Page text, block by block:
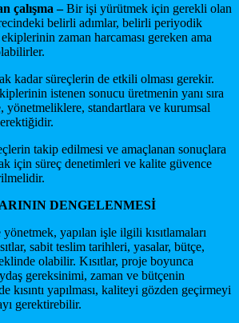
çalışma –Bir işi yürütmek için gerekli olan
belirli adımlar, belirli periyodik
zaman harcaması gereken ama
kadar süreçlerin de etkili olması gerekir.
istenen sonucu üretmenin yanı sıra
yönetmeliklere, standartlara ve kurumsal
takip edilmesi ve amaçlanan sonuçlara
için süreç denetimleri ve kalite güvence
DENGELENMESİ
yapılan işle ilgili kısıtlamaları
sabit teslim tarihleri, yasalar, bütçe,
olabilir. Kısıtlar, proje boyunca
gereksinimi, zaman ve bütçenin
kısıntı yapılması, kaliteyi gözden geçirmeyi
gerektirebilir.